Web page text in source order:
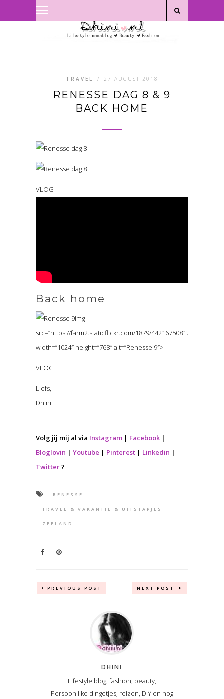
TRAVEL / 27 AUGUST 2018
RENESSE DAG 8 & 9
BACK HOME
VLOG
Back home
img
src=”https://farm2.staticflickr.com/1879/
width=”1024″ height=”768″ alt=”Renesse 9″>
VLOG
Liefs,
Dhini
Volg jij mij al via Instagram| Facebook|
Bloglovin | Youtube | Pinterest| Linkedin |
Twitter?
RENESSE
TRAVEL & VAKANTIE & UITSTAPJES
ZEELAND
PREVIOUS POST NEXT POST
DHINI
Lifestyle blog, fashion, beauty,
Persoonlijke dingetjes, reizen, DIY en nog